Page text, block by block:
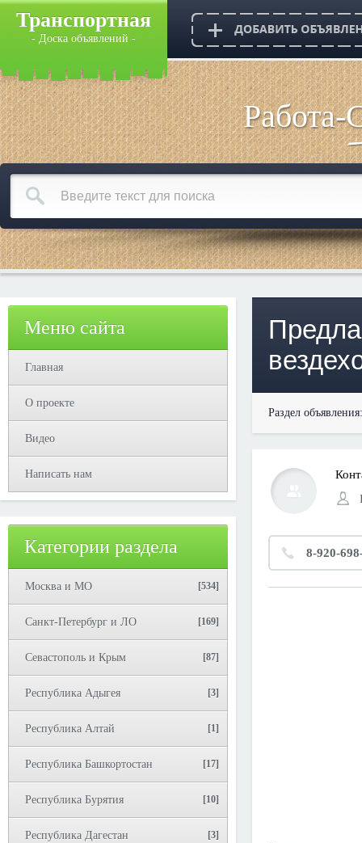
Транспортная
- Доска объявлений -
Меню сайта
Главная
О проекте
Видео
Написать нам
Категории раздела
Москва и МО [534]
Санкт-Петербург и ЛО [169]
Севастополь и Крым [87]
Республика Адыгея [3]
Республика Алтай [1]
Республика Башкортостан [17]
Республика Бурятия [10]
Республика Дагестан [3]
Раздел
8-920-